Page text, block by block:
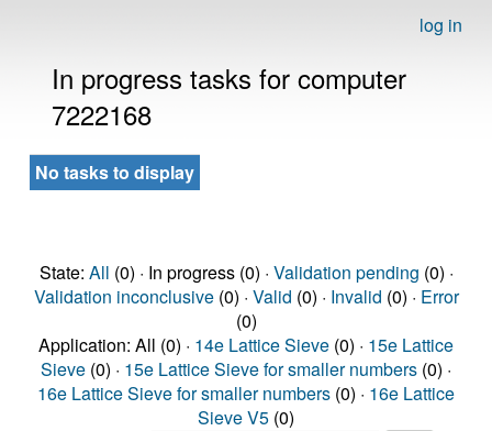
log in
In progress tasks for computer
7222168
No tasks to display
State: All (0) · In progress (0) · Validation pending (0) ·
Validation inconclusive(0) · Valid (0) · Invalid (0) · Error
(0)
Application: All (0) · 14e Lattice Sieve (0) · 15e Lattice
Sieve (0) · 15e Lattice Sieve for smaller numbers (0) ·
16e Lattice Sieve for smaller numbers (0) · 16e Lattice
Sieve V5 (0)